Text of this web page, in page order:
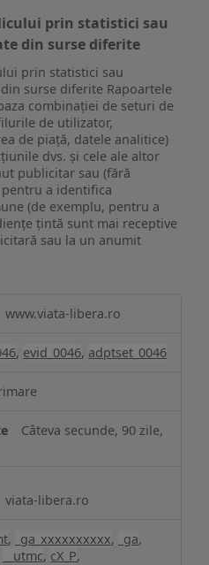
prin statistici sau
din surse diferite
prin statistici sau
surse diferite Rapoartele
combinației de seturi de
de utilizator,
de piață, datele analitice)
dvs. și cele ale altor
publicitar sau (fără
a identifica
(de exemplu, pentru a
țintă sunt mai receptive
sau la un anumit
www.viata-libera.ro
, evid_0046, adptset_0046
Câteva secunde, 90 zile,
viata-libera.ro
, _ga_xxxxxxxxxx, _ga,
__utmc, cX_P,